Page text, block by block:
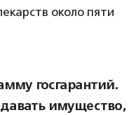
около пяти
госгарантий.
имущество,